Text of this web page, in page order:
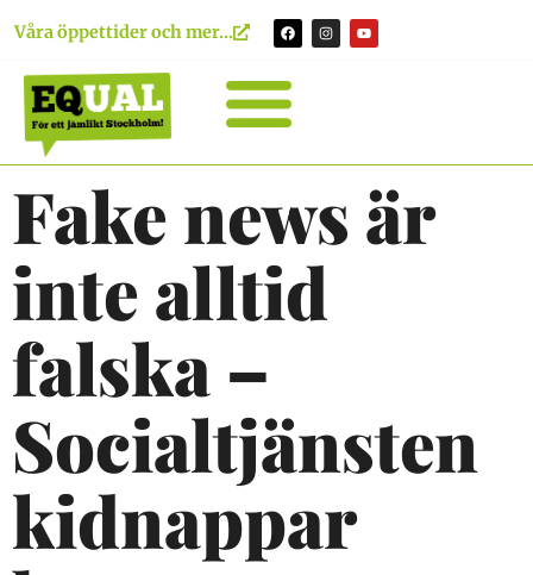
Våra öppettider och mer...
Fake news är
inte alltid
falska –
Socialtjänsten
kidnappar